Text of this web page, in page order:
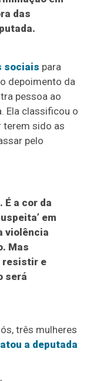
das
sociais para
depoimento da
pessoa ao
Ela classificou o
terem sido as
pelo
É a cor da
em
violência
Mas
resistir e
será
três mulheres
a deputada